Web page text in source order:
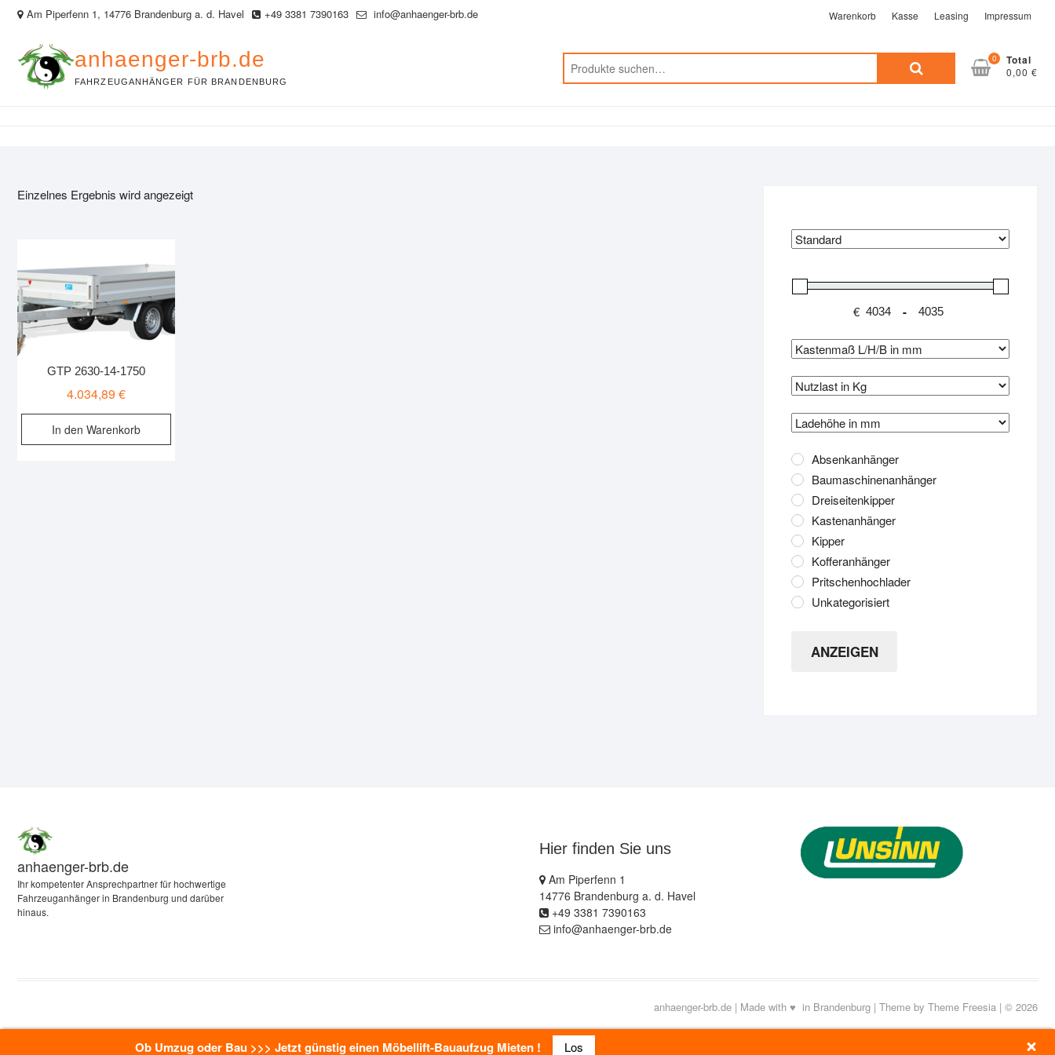
Skip
content
Am Piperfenn 1, 14776 Brandenburg a. d. Havel +49 3381 7390163 info@anhaenger-brb.de Warenkorb Kasse Leasing Impressum
anhaenger-brb.de
FAHRZEUGANHÄNGER FÜR BRANDENBURG
0 Total
0,00 €
Einzelnes Ergebnis wird angezeigt
GTP 2630-14-1750
4.034,89 €
In den Warenkorb
€ -
Absenkanhänger
Baumaschinenanhänger
Dreiseitenkipper
Kastenanhänger
Kipper
Kofferanhänger
Pritschenhochlader
Unkategorisiert
ANZEIGEN
anhaenger-brb.de
Ihr kompetenter Ansprechpartner für hochwertige
Fahrzeuganhänger in Brandenburg und darüber
hinaus.
Hier finden Sie uns
Am Piperfenn 1
14776 Brandenburg a. d. Havel
+49 3381 7390163
info@anhaenger-brb.de
anhaenger-brb.de | Made with ♥ in Brandenburg | Theme by Theme Freesia | © 2026
Ob Umzug oder Bau >>> Jetzt günstig einen Möbellift-Bauaufzug Mieten ! Los